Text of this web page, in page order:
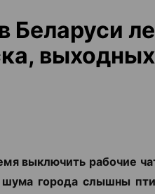
Беларуси
выключить рабочие
шума города слышны